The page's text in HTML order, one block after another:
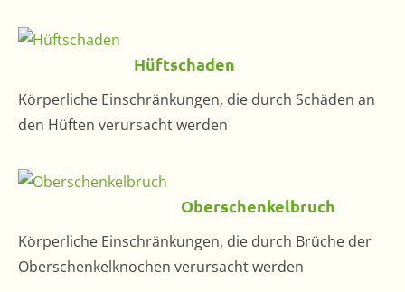
Hüftschaden
Körperliche Einschränkungen, die durch Schäden an
den Hüften verursacht werden
Oberschenkelbruch
Körperliche Einschränkungen, die durch Brüche der
Oberschenkelknochen verursacht werden